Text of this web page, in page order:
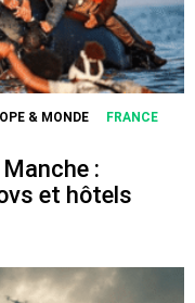
& MONDE
FRANCE
:
et hôtels